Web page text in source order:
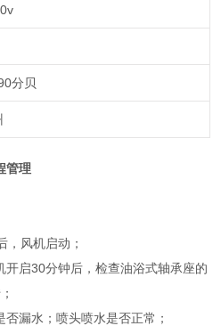
分贝
管理
骤：
风机启动；
启30分钟后，检查油浴式轴承座的
漏水；喷头喷水是否正常；